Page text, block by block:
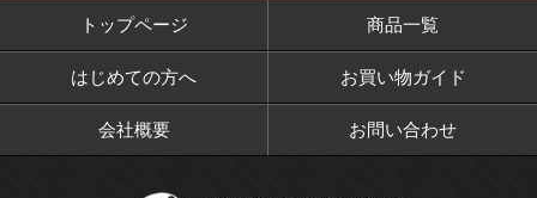
トップページ 商品一覧
はじめての方へ お買い物ガイド
会社概要 お問い合わせ